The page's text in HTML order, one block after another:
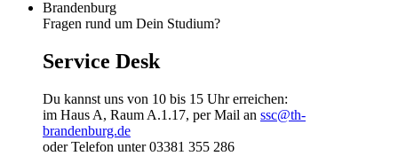
Fragen rund um Dein Studium?
Service Desk
Du kannst uns von 10 bis 15 Uhr erreichen:
im Haus A, Raum A.1.17, per Mail an ssc@th-
brandenburg.de
oder Telefon unter 03381 355 286